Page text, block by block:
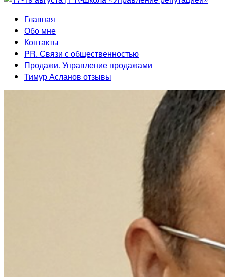
Главная
Обо мне
Контакты
PR. Связи с общественностью
Продажи. Управление продажами
Тимур Асланов отзывы